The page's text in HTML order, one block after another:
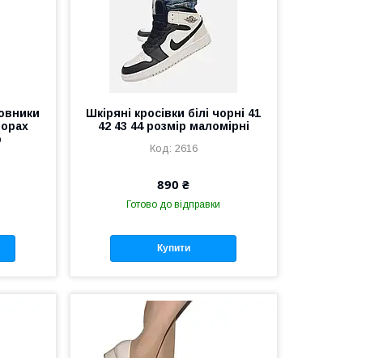
Шкіряні кросівки білі чорні 41
42 43 44 розмір маломірні
2616
890 ₴
Готово до відправки
Купити